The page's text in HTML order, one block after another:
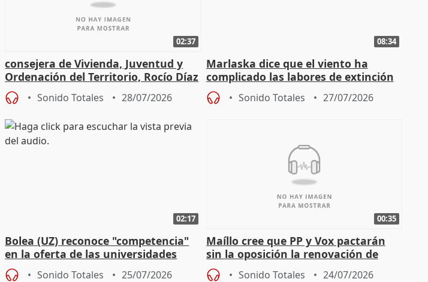
02:37
consejera de Vivienda, Juventud y
Ordenación del Territorio, Rocío Díaz
Sonido Totales 28/07/2026
08:34
Marlaska dice que el viento ha
complicado las labores de extinción
durante la madrugada
Sonido Totales 27/07/2026
02:17
Bolea (UZ) reconoce "competencia"
en la oferta de las universidades
privadas
Sonido Totales 25/07/2026
00:35
Maíllo cree que PP y Vox pactarán
sin la oposición la renovación de
órganos como el Defensor
Sonido Totales 24/07/2026